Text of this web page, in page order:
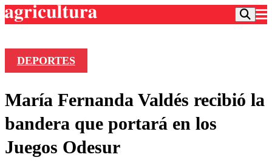
Frecuencias
Agricultura TV
Deportes
Colo Colo
Entretención
DEPORTES
María Fernanda Valdés recibió la
bandera que portará en los
Juegos Odesur